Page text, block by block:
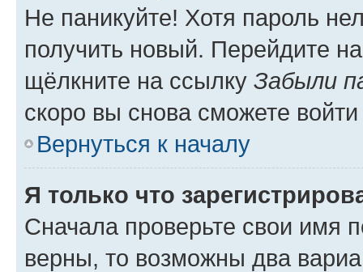
Не паникуйте! Хотя пароль
получить новый. Перейдите
щёлкните на ссылку Забыли
скоро вы снова сможете
Вернуться к началу
Я только что
Сначала проверьте свои имя
верны, то возможны два